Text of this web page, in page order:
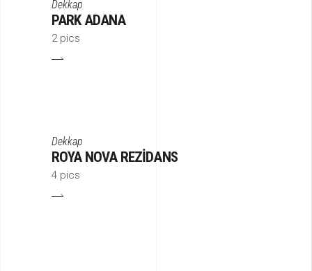
Dekkap
PARK ADANA
2 pics
Dekkap
ROYA NOVA REZIDANS
4 pics